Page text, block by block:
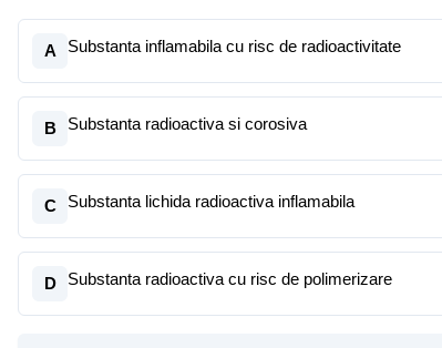
A Substanta inflamabila cu risc de radioactivitate
B Substanta radioactiva si corosiva
C Substanta lichida radioactiva inflamabila
D Substanta radioactiva cu risc de polimerizare